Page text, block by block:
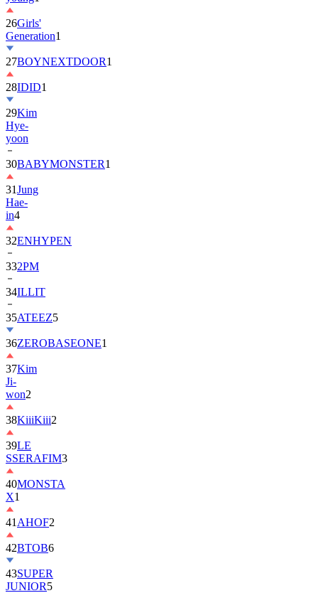
26Girls'
Generation1
27BOYNEXTDOOR1
28IDID1
29Kim
Hye-
yoon
30BABYMONSTER1
31Jung
Hae-
in4
32ENHYPEN
332PM
34ILLIT
35ATEEZ5
36ZEROBASEONE1
37Kim
Ji-
won2
38KiiiKiii2
39LE
SSERAFIM3
40MONSTA
X1
41 AHOF2
42BTOB6
43SUPER
JUNIOR5